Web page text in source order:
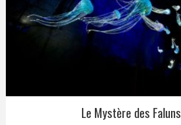
Le Mystère des Faluns